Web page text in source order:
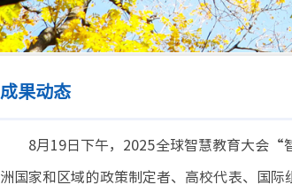
成果动态
8月19日下午，2025全球智慧教育大会“
洲国家和区域的政策制定者、高校代表、国